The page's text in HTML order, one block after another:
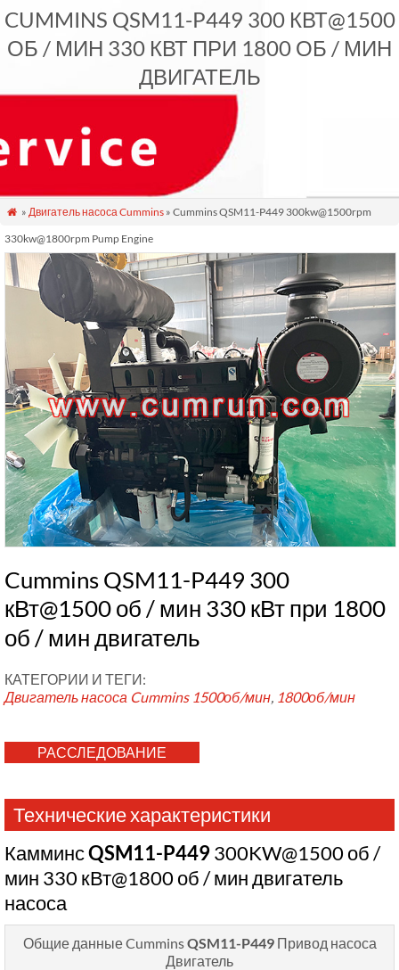
CUMMINS QSM11-P449 300 КВТ@1500
ОБ / МИН 330 КВТ ПРИ 1800 ОБ / МИН
ДВИГАТЕЛЬ
 » Двигатель насоса Cummins » Cummins QSM11-P449 300kw@1500rpm
330kw@1800rpm Pump Engine
Cummins QSM11-P449 300
кВт@1500 об / мин 330 кВт при 1800
об / мин двигатель
КАТЕГОРИИ И ТЕГИ:
Двигатель насоса Cummins 1500об/мин 1800об/мин
РАССЛЕДОВАНИЕ
Технические характеристики
КамминсQSM11-P449300KW@1500 об /
мин 330 кВт@1800 об / мин двигатель
насоса
Общие данные CumminsQSM11-P449Привод насоса
Двигатель